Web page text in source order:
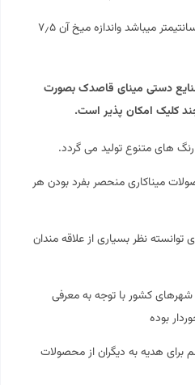
ابعاد این محصول ۴٫۵ در ۴٫۵ سانتیمتر میباشد واندازه میخ آن ۷٫۵
دستی مینای قاصدک بصورت
کلیک امکان پذیر است.
های متنوع تولید می گردد.
میناکاری منحصر بفرد بودن هر
نظر بسیاری از علاقه مندان
کشور با توجه به معرفی
بوده
هدیه به دیگران از محصولات